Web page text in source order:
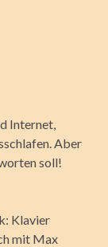
Internet,
Aber
soll!
Klavier
mit Max